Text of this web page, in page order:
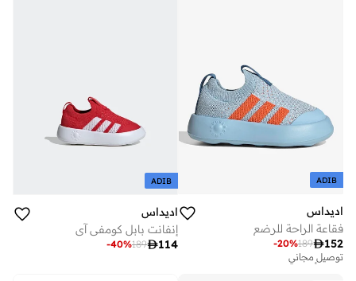
ADIB
اديداس
فقاعة الراحة للرضع
152
189
-20%
توصيل مجاني
تم بيع أكثر من 10 مؤخرا
ADIB
اديداس
إنفانت بابل كومفي آي
114
189
-40%